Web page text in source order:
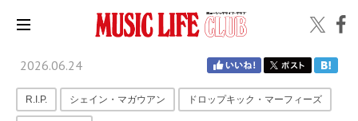
2026.06.24
R.I.P. シェイン・マガウアン ドロップキック・マーフィーズ